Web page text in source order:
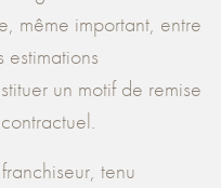
même important, entre
estimations
un motif de remise
tenu